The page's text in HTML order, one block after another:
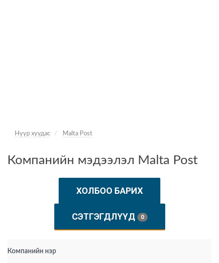
Нүүр хуудас Malta Post
Компанийн мэдээлэл Malta Post
ХОЛБОО БАРИХ
СЭТГЭГДЛҮҮД 0
Компанийн нэр